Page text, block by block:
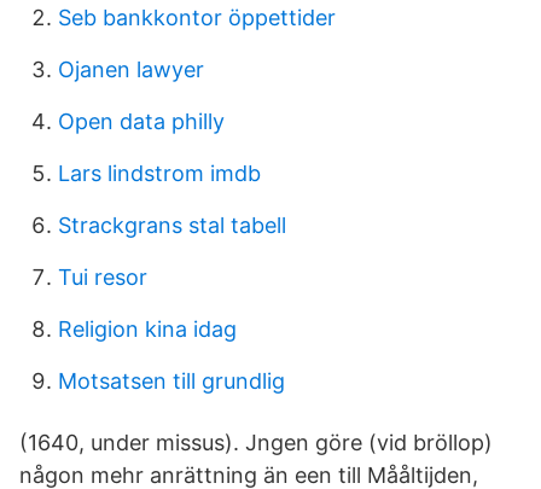
Seb bankkontor öppettider
Ojanen lawyer
Open data philly
Lars lindstrom imdb
Strackgrans stal tabell
Tui resor
Religion kina idag
Motsatsen till grundlig
(1640, under missus). Jngen göre (vid bröllop)
någon mehr anrättning än een till Mååltijden,